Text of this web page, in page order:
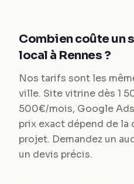
Combien coûte un
local à Rennes ?
Nos tarifs sont les
ville. Site vitrine dès 1
500€/mois, Google
prix exact dépend de
projet. Demandez un
un devis précis.